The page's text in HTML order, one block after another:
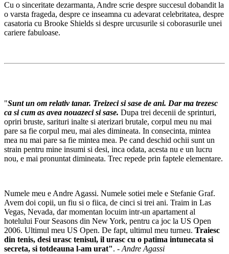
Cu o sinceritate dezarmanta, Andre scrie despre succesul dobandit la
o varsta frageda, despre ce inseamna cu adevarat celebritatea, despre
casatoria cu Brooke Shields si despre urcusurile si coborasurile unei
cariere fabuloase.
"Sunt un om relativ tanar. Treizeci si sase de ani. Dar ma trezesc
ca si cum as avea nouazeci si sase. Dupa trei decenii de sprinturi,
opriri bruste, sarituri inalte si aterizari brutale, corpul meu nu mai
pare sa fie corpul meu, mai ales dimineata. In consecinta, mintea
mea nu mai pare sa fie mintea mea. Pe cand deschid ochii sunt un
strain pentru mine insumi si desi, inca odata, acesta nu e un lucru
nou, e mai pronuntat dimineata. Trec repede prin faptele elementare.
Numele meu e Andre Agassi. Numele sotiei mele e Stefanie Graf.
Avem doi copii, un fiu si o fiica, de cinci si trei ani. Traim in Las
Vegas, Nevada, dar momentan locuim intr-un apartament al
hotelului Four Seasons din New York, pentru ca joc la US Open
2006. Ultimul meu US Open. De fapt, ultimul meu turneu. Traiesc
din tenis, desi urasc tenisul, il urasc cu o patima intunecata si
secreta, si totdeauna l-am urat". - Andre Agassi